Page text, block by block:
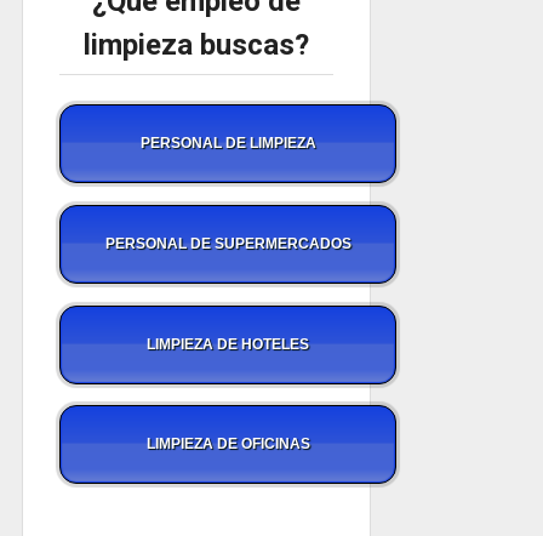
limpieza buscas?
PERSONAL DE LIMPIEZA
PERSONAL DE SUPERMERCADOS
LIMPIEZA DE HOTELES
LIMPIEZA DE OFICINAS